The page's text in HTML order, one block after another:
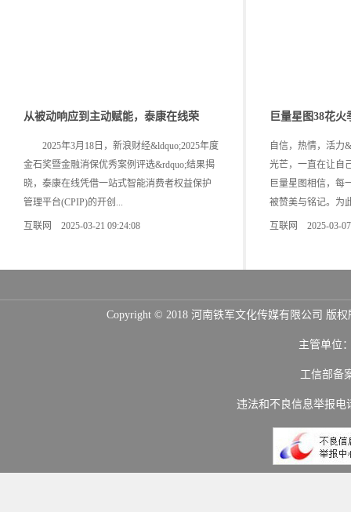
从被动响应到主动赋能，泰康在线荣
2025年3月18日，新浪财经&ldquo;2025年度
金石奖暨金融消保优秀案例评选&rdquo;结果揭
晓，泰康在线凭借一站式智能消费者权益保护
管理平台(CPIP)的开创...
互联网 2025-03-21 09:24:08
巨量星图38花
自信，热情，活力
光芒，一直在让自
巨量星图相信，每
被赞美与铭记。为
互联网 2025-03-07
Copyright © 2018 河南铁军文化传媒有限公司 版
主管单位
工信部备
违法和不良信息举报